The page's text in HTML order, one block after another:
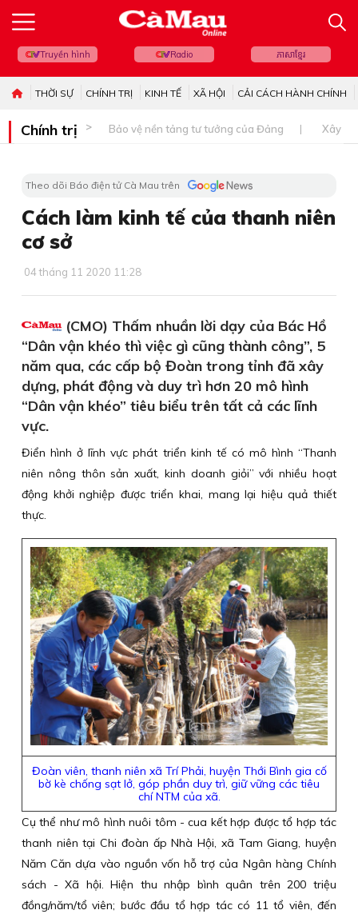
Truyền hình Radio ភាសាខ្មែរ
THỜI SỰ CHÍNH TRỊ KINH TẾ XÃ HỘI CẢI CÁCH HÀNH CHÍNH
Chính trị Bảo vệ nền tảng tư tưởng của Đảng Xây
Theo dõi Báo điện tử Cà Mau trên
Cách làm kinh tế của thanh niên
cơ sở
04 tháng 11 2020 11:28
(CMO) Thấm nhuần lời dạy của Bác Hồ
“Dân vận khéo thì việc gì cũng thành công”, 5
năm qua, các cấp bộ Đoàn trong tỉnh đã xây
dựng, phát động và duy trì hơn 20 mô hình
“Dân vận khéo” tiêu biểu trên tất cả các lĩnh
vực.
Điển hình ở lĩnh vực phát triển kinh tế có mô hình “Thanh
niên nông thôn sản xuất, kinh doanh giỏi” với nhiều hoạt
động khởi nghiệp được triển khai, mang lại hiệu quả thiết
thực.
Đoàn viên, thanh niên xã Trí Phải, huyện Thới Bình gia cố
bờ kè chống sạt lở, góp phần duy trì, giữ vững các tiêu
chí NTM của xã.
Cụ thể như mô hình nuôi tôm - cua kết hợp được tổ hợp tác
thanh niên tại Chi đoàn ấp Nhà Hội, xã Tam Giang, huyện
Năm Căn dựa vào nguồn vốn hỗ trợ của Ngân hàng Chính
sách - Xã hội. Hiện thu nhập bình quân trên 200 triệu
đồng/năm/tổ viên; bước đầu tổ hợp tác có 11 tổ viên, đến